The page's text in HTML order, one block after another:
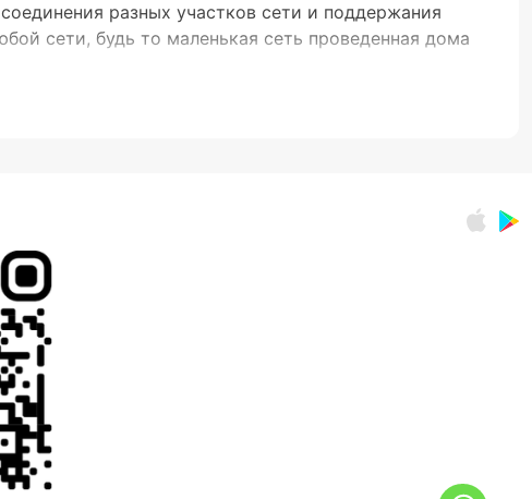
разных участков сети и поддержания
сети, будь то маленькая сеть проведенная дома
сети.
администраторам сети вносить изменения
работы сети. Эти модели чаще всего
и подключений.
сетей, до устройств с 24, 48 или даже 100
передачу данных, что критически важно для